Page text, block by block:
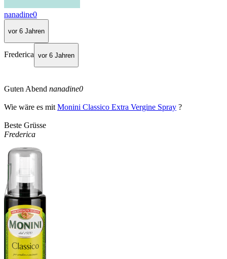
nanadine0
vor 6 Jahren
Frederica vor 6 Jahren
Guten Abend nanadine0
Wie wäre es mit Monini Classico Extra Vergine Spray ?
Beste Grüsse
Frederica